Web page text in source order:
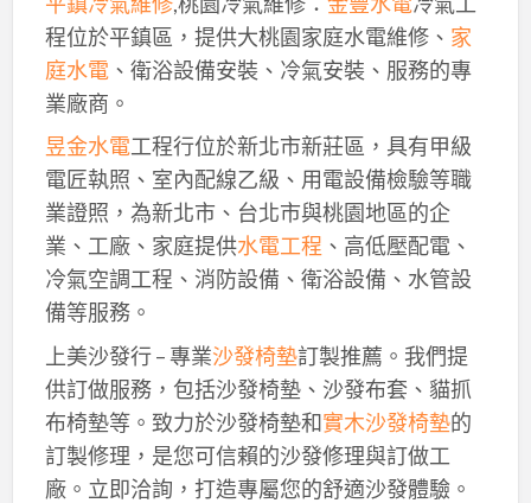
程位於平鎮區，提供大桃園家庭水電維修、 家
庭水電、衛浴設備安裝、冷氣安裝、服務的專
業廠商。
昱金水電工程行位於新北市新莊區，具有甲級
電匠執照、室內配線乙級、用電設備檢驗等職
業證照，為新北市、台北市與桃園地區的企
業、工廠、家庭提供水電工程 、高低壓配電、
冷氣空調工程、消防設備、衛浴設備、水管設
備等服務。
上美沙發行 – 專業沙發椅墊訂製推薦。我們提
供訂做服務，包括沙發椅墊、沙發布套、貓抓
布椅墊等。致力於沙發椅墊和實木沙發椅墊的
訂製修理，是您可信賴的沙發修理與訂做工
廠。立即洽詢，打造專屬您的舒適沙發體驗。